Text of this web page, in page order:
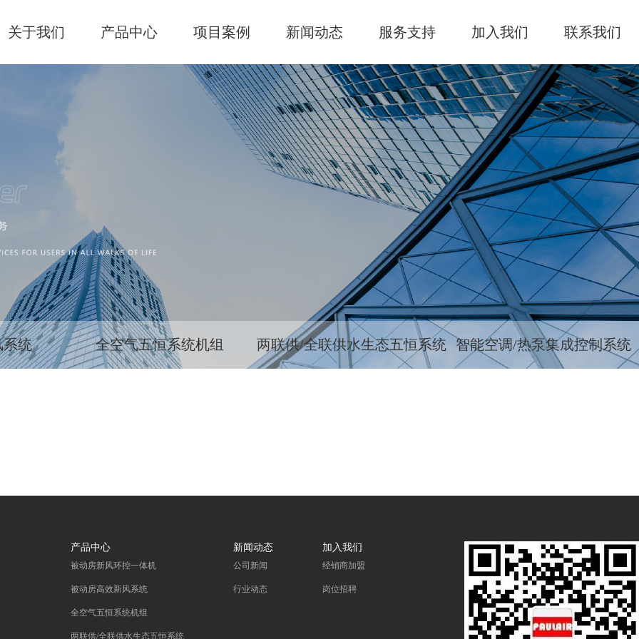
关于我们 产品中心 项目案例 新闻动态 服务支持 加入我们 联系我们
系统 全空气五恒系统机组 两联供/全联供水生态五恒系统 智能空调/热泵集成控制系统
产品中心
被动房新风环控一体机
被动房高效新风系统
全空气五恒系统机组
两联供/全联供水生态五恒系统
新闻动态
公司新闻
行业动态
加入我们
经销商加盟
岗位招聘